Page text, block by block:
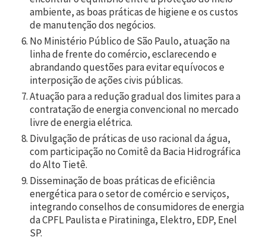
ambiente, as boas práticas de higiene e os custos
de manutenção dos negócios.
No Ministério Público de São Paulo, atuação na
linha de frente do comércio, esclarecendo e
abrandando questões para evitar equívocos e
interposição de ações civis públicas.
Atuação para a redução gradual dos limites para a
contratação de energia convencional no mercado
livre de energia elétrica.
Divulgação de práticas de uso racional da água,
com participação no Comitê da Bacia Hidrográfica
do Alto Tietê.
Disseminação de boas práticas de eficiência
energética para o setor de comércio e serviços,
integrando conselhos de consumidores de energia
da CPFL Paulista e Piratininga, Elektro, EDP, Enel
SP.